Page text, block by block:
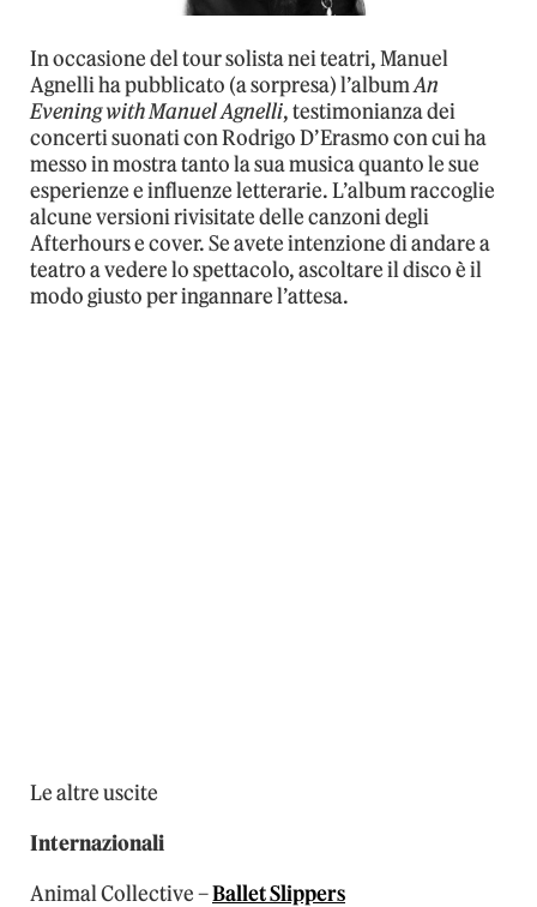
In occasione del tour solista nei teatri, Manuel
Agnelli ha pubblicato (a sorpresa) l’albumAn
Evening with Manuel Agnelli, testimonianza dei
concerti suonati con Rodrigo D’Erasmo con cui ha
messo in mostra tanto la sua musica quanto le sue
esperienze e influenze letterarie. L’album raccoglie
alcune versioni rivisitate delle canzoni degli
Afterhours e cover. Se avete intenzione di andare a
teatro a vedere lo spettacolo, ascoltare il disco è il
modo giusto per ingannare l’attesa.
Le altre uscite
Internazionali
Animal Collective –Ballet Slippers